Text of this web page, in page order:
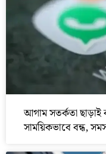
আগাম সতর্কতা ছাড়াই
সাময়িকভাবে বন্ধ,